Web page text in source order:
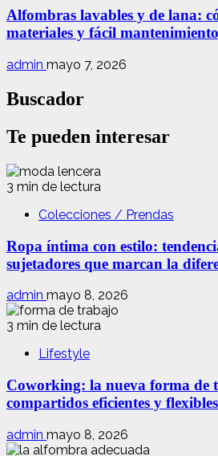
Alfombras lavables y de lana:
materiales y fácil mantenimiento
admin mayo 7, 2026
Buscador
Te pueden interesar
3 min de lectura
Colecciones / Prendas
Ropa íntima con estilo:
sujetadores que marcan la
admin mayo 8, 2026
3 min de lectura
Lifestyle
Coworking: la nueva forma de
compartidos eficientes y flexibles
admin mayo 8, 2026